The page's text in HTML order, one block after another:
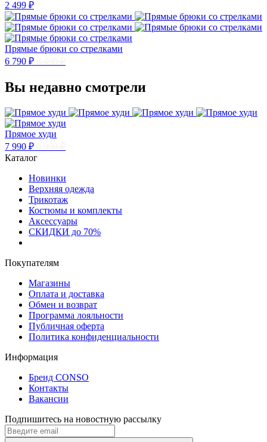
2 499 ₽
Прямые брюки со стрелками
6 790 ₽
Вы недавно смотрели
Прямое худи
7 990 ₽
Каталог
Новинки
Верхняя одежда
Трикотаж
Костюмы и комплекты
Аксессуары
СКИДКИ до 70%
Покупателям
Магазины
Оплата и доставка
Обмен и возврат
Программа лояльности
Публичная оферта
Политика конфиденциальности
Информация
Бренд CONSO
Контакты
Вакансии
Подпишитесь на новостную рассылку